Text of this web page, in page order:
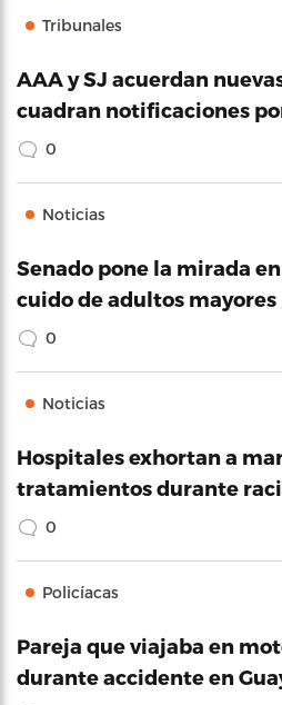
Tribunales
AAA y SJ acuerdan
cuadran notificaciones
0
Noticias
Senado pone la mirada
cuido de adultos mayores
0
Noticias
Hospitales exhortan a
tratamientos durante
0
Policíacas
Pareja que viajaba en
durante accidente en